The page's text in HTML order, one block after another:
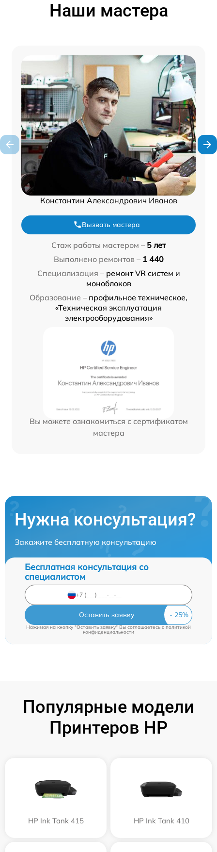
Наши мастера
Константин Александрович Иванов
Вызвать мастера
Стаж работы мастером – 5 лет
Выполнено ремонтов – 1 440
Специализация – ремонт VR систем и
моноблоков
Образование – профильное техническое,
«Техническая эксплуатация
электрооборудования»
Вы можете ознакомиться с сертификатом
мастера
Нужна консультация?
Закажите бесплатную консультацию
Бесплатная консультация со
специалистом
Оставить заявку
Нажимая на кнопку "Оставить заявку" Вы соглашаетесь cполитикой
конфиденциальности
Популярные модели
Принтеров HP
HP Ink Tank 415 HP Ink Tank 410